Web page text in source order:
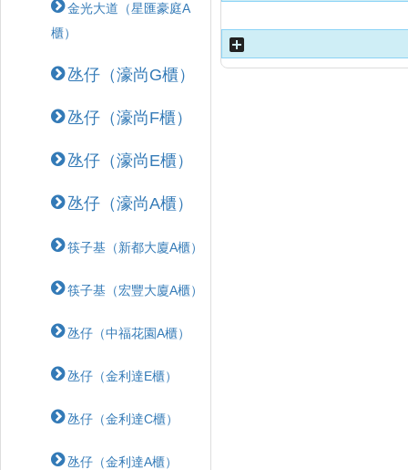
金光大道（星匯豪庭A
櫃）
氹仔（濠尚G櫃）
氹仔（濠尚F櫃）
氹仔（濠尚E櫃）
氹仔（濠尚A櫃）
筷子基（新都大廈A櫃）
筷子基（宏豐大廈A櫃）
氹仔（中福花園A櫃）
氹仔（金利達E櫃）
氹仔（金利達C櫃）
氹仔（金利達A櫃）